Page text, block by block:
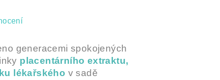
generacemi spokojených
placentárního extraktu,
lékařského v sadě